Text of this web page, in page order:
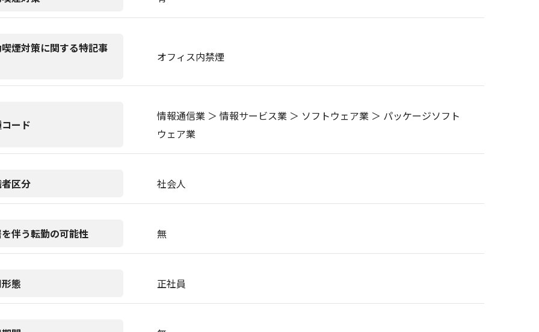
煙対策に関する特記事
オフィス内禁煙
ード
情報通信業 ＞ 情報サービス業 ＞ ソフトウェア業 ＞ パッケージソフト
ウェア業
区分 社会人
伴う転勤の可能性 無
態 正社員